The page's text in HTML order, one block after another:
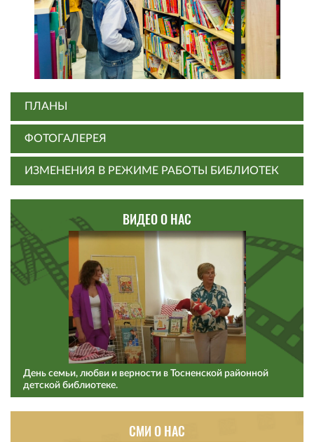
ПЛАНЫ
ФОТОГАЛЕРЕЯ
ИЗМЕНЕНИЯ В РЕЖИМЕ РАБОТЫ БИБЛИОТЕК
ВИДЕО О НАС
День семьи, любви и верности в Тосненской районной
детской библиотеке.
СМИ О НАС